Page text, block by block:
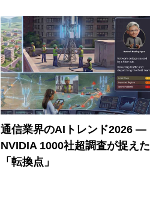
通信業界のAIトレンド2026 ―
NVIDIA 1000社超調査が捉えた
「転換点」